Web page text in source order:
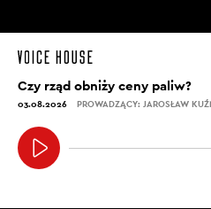
Czy rząd obniży ceny paliw?
03.08.2026 PROWADZĄCY: JAROSŁAW